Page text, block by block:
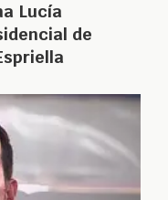
Lucía
de